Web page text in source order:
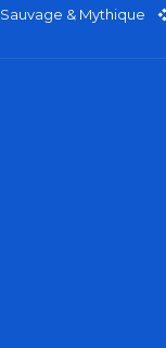
Sauvage & Mythique